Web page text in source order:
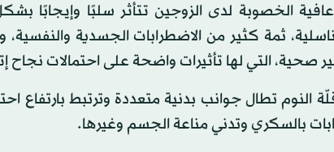
عافية الخصوبة لدى الزوجين تتأثر سلبًا وإيجابًا
ثمة كثير من الاضطرابات الجسدية
صحية، التي لها تأثيرات واضحة على احتمالات نجاح
النوم تطال جوانب بدنية متعددة وترتبط بارتفاع
بالسكري وتدني مناعة الجسم وغيرها.